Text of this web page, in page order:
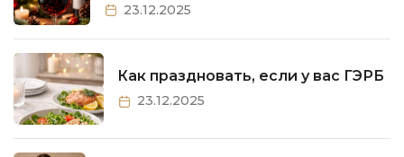
23.12.2025
Как праздновать, если у вас ГЭРБ
23.12.2025